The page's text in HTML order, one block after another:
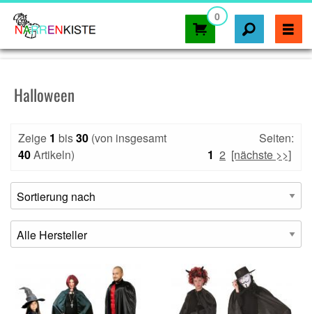
0
Halloween
Zeige 1 bis30 (von insgesamt
40Artikeln)
Seiten:
1 2 [nächste >>]